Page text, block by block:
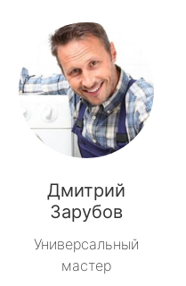
Дмитрий
Зарубов
Универсальный
мастер